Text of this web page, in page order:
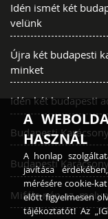
Idén ismét két
velünk
Újra két budapesti
minket
Idén két budapesti
Budapesti
Budapesti
Miféle nép az,
A
HASZNÁL
A honlap
javítása
mérésére cookie-
előtt figyelmesen
tájékoztatót! Az